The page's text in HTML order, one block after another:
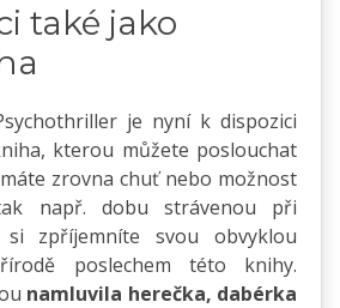
také jako
je nyní k dispozici
kterou můžete poslouchat
zrovna chuť nebo možnost
např. dobu strávenou při
si zpříjemníte svou obvyklou
poslechem této knihy.
namluvila herečka, dabérka